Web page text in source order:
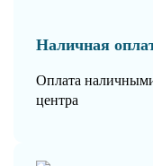
Наличная
Оплата
центра